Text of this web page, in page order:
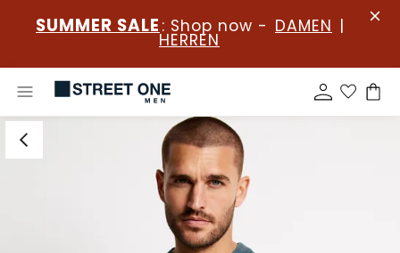
SUMMER SALE : Shop now - DAMEN |
HERREN